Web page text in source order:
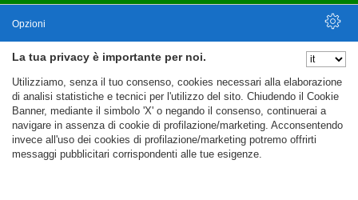
Privacy policy
Cookie policy
La tua privacy è importante per noi.
Utilizziamo, senza il tuo consenso, cookies necessari alla elaborazione
di analisi statistiche e tecnici per l'utilizzo del sito. Chiudendo il Cookie
Banner, mediante il simbolo 'X' o negando il consenso, continuerai a
navigare in assenza di cookie di profilazione/marketing. Acconsentendo
invece all'uso dei cookies di profilazione/marketing potremo offrirti
messaggi pubblicitari corrispondenti alle tue esigenze.
Opzioni
Nascondi Opzioni